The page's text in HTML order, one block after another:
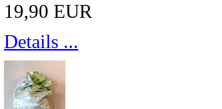
19,90 EUR
Details ...